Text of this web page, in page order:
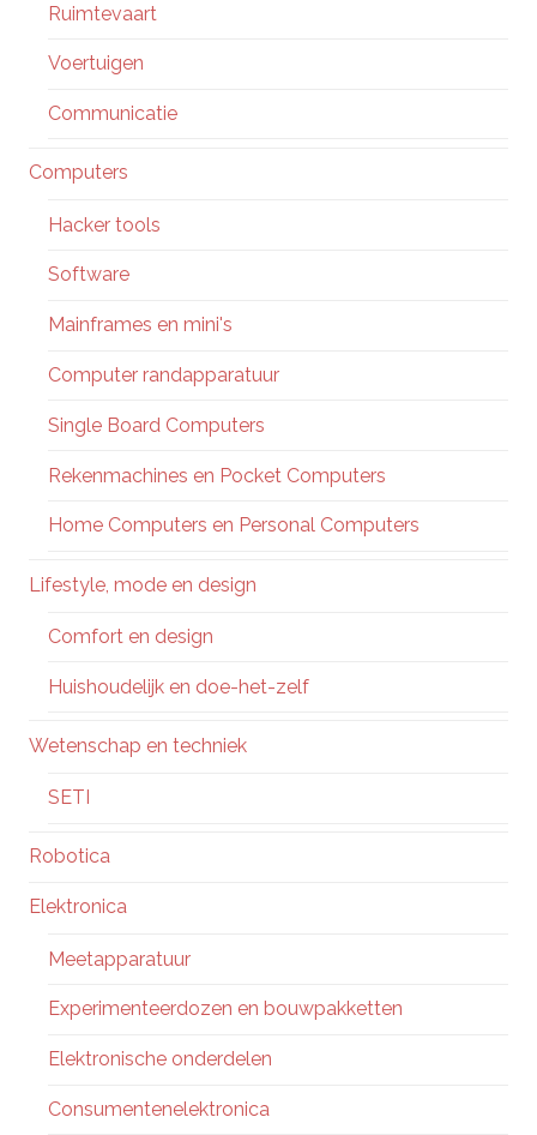
Ruimtevaart
Voertuigen
Communicatie
Computers
Hacker tools
Software
Mainframes en mini's
Computer randapparatuur
Single Board Computers
Rekenmachines en Pocket Computers
Home Computers en Personal Computers
Lifestyle, mode en design
Comfort en design
Huishoudelijk en doe-het-zelf
Wetenschap en techniek
SETI
Robotica
Elektronica
Meetapparatuur
Experimenteerdozen en bouwpakketten
Elektronische onderdelen
Consumentenelektronica